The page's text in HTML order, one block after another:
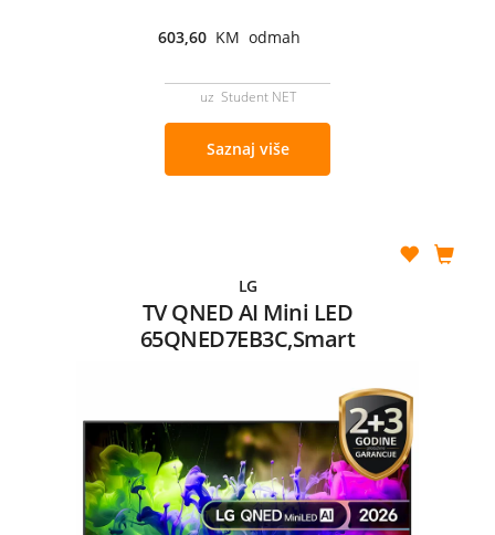
603,60 KM odmah
uz Student NET
Saznaj više
LG
TV QNED AI Mini LED
65QNED7EB3C,Smart